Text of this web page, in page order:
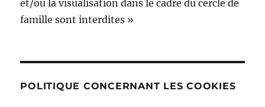
et/ou la visualisation dans le cadre du cercle de
famille sont interdites »
POLITIQUE CONCERNANT LES COOKIES